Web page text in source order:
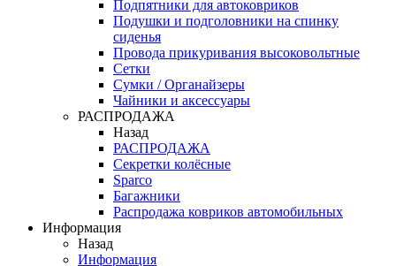
Подпятники для автоковриков
Подушки и подголовники на спинку
сиденья
Провода прикуривания высоковольтные
Сетки
Сумки / Органайзеры
Чайники и аксессуары
РАСПРОДАЖА
Назад
РАСПРОДАЖА
Секретки колёсные
Sparco
Багажники
Распродажа ковриков автомобильных
Информация
Назад
Информация